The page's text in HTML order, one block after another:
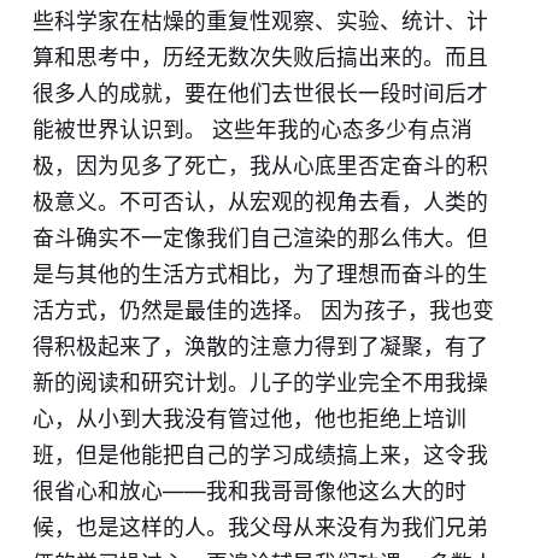
些科学家在枯燥的重复性观察、实验、统计、计
算和思考中，历经无数次失败后搞出来的。而且
很多人的成就，要在他们去世很长一段时间后才
能被世界认识到。 这些年我的心态多少有点消
极，因为见多了死亡，我从心底里否定奋斗的积
极意义。不可否认，从宏观的视角去看，人类的
奋斗确实不一定像我们自己渲染的那么伟大。但
是与其他的生活方式相比，为了理想而奋斗的生
活方式，仍然是最佳的选择。 因为孩子，我也变
得积极起来了，涣散的注意力得到了凝聚，有了
新的阅读和研究计划。儿子的学业完全不用我操
心，从小到大我没有管过他，他也拒绝上培训
班，但是他能把自己的学习成绩搞上来，这令我
很省心和放心——我和我哥哥像他这么大的时
候，也是这样的人。我父母从来没有为我们兄弟